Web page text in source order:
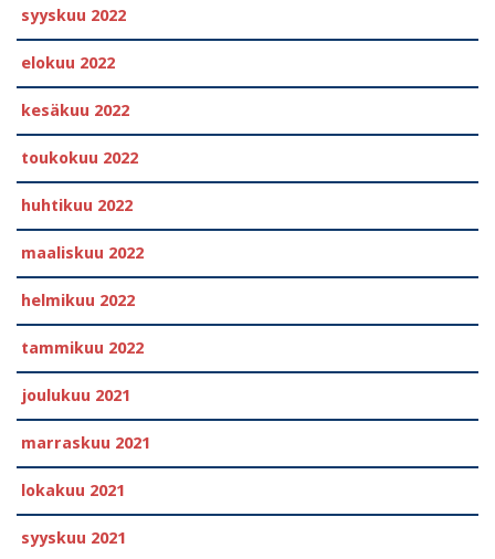
syyskuu 2022
elokuu 2022
kesäkuu 2022
toukokuu 2022
huhtikuu 2022
maaliskuu 2022
helmikuu 2022
tammikuu 2022
joulukuu 2021
marraskuu 2021
lokakuu 2021
syyskuu 2021